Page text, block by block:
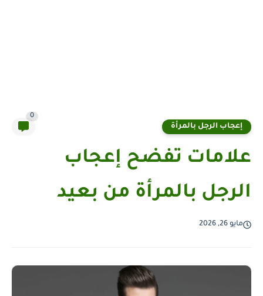
إعجاب الرجل بالمرأة
0
علامات تفضح إعجاب
الرجل بالمرأة من بعيد
مايو 26, 2026